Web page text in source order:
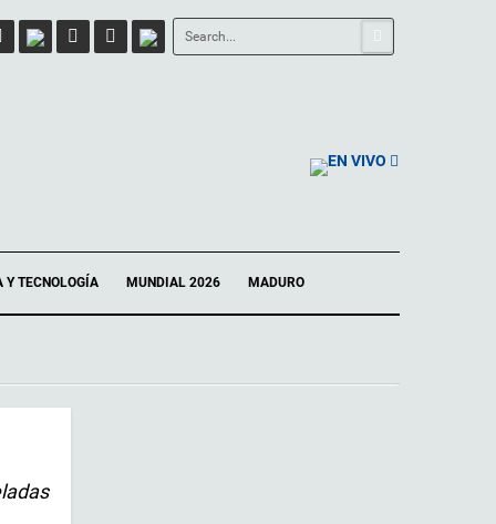
EN VIVO
Y TECNOLOGÍA MUNDIAL 2026 MADURO